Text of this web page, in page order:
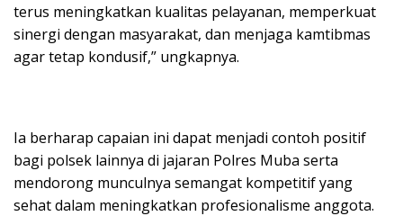
terus meningkatkan kualitas pelayanan, memperkuat
sinergi dengan masyarakat, dan menjaga kamtibmas
agar tetap kondusif,” ungkapnya.
Ia berharap capaian ini dapat menjadi contoh positif
bagi polsek lainnya di jajaran Polres Muba serta
mendorong munculnya semangat kompetitif yang
sehat dalam meningkatkan profesionalisme anggota.